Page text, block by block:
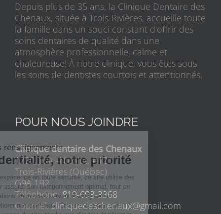
POUR NOUS JOINDRE
Clinique dentaire des Chenaux
1220, Jean-Nicolet, #121
Trois-Rivières (Québec)
G9A 1B2
Téléphone:819-693-3368
Courriel:cliniquedeschenaux@gmail.com
Depuis plus de 35 ans, la Clinique Dentaire des
Chenaux, située à Trois-Rivières, accueille toute
la famille dans un souci constant d’offrir des
soins dentaires de qualité dans une
atmosphère professionnelle, calme et
chaleureuse! À notre clinique, vous êtes sous
les soins de dentistes courtois et attentionnés.